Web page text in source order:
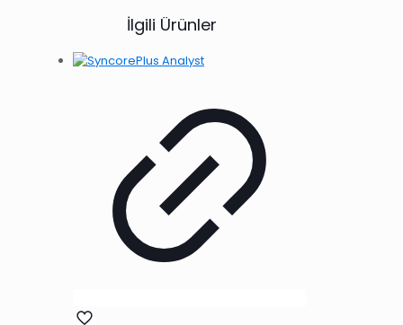
İlgili Ürünler